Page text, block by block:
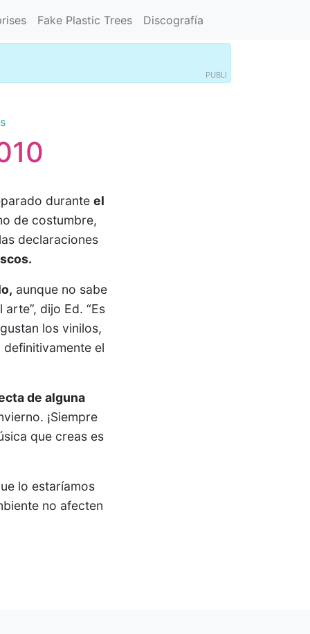
Fake Plastic Trees Discografía
PUBLI
durante el
de costumbre,
declaraciones
aunque no sabe
dijo Ed. “Es
los vinilos,
definitivamente el
de alguna
¡Siempre
que creas es
lo estaríamos
no afecten